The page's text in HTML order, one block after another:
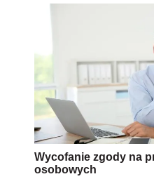
Wycofanie zgody na
osobowych